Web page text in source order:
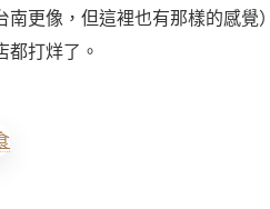
南更像，但這裡也有那樣的感
都打烊了。